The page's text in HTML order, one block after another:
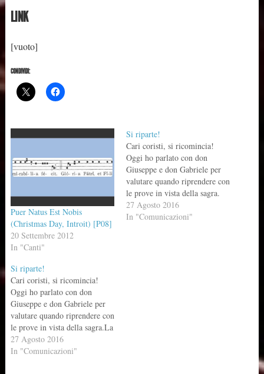
LINK
[vuoto]
CONDIVIDI:
Puer Natus Est Nobis
(Christmas Day, Introit) [P08]
20 Settembre 2012
In "Canti"
Si riparte!
Cari coristi, si ricomincia!
Oggi ho parlato con don
Giuseppe e don Gabriele per
valutare quando riprendere con
le prove in vista della sagra.
La festa dell'oratorio finirà il
4/9, quindi direi di vederci già
27 Agosto 2016
In "Comunicazioni"
Si riparte!
Cari coristi, si ricomincia!
Oggi ho parlato con don
Giuseppe e don Gabriele per
valutare quando riprendere con
le prove in vista della sagra.La
festa dell'oratorio finirà il 4/9,
quindi direi di vederci già
27 Agosto 2016
In "Comunicazioni"